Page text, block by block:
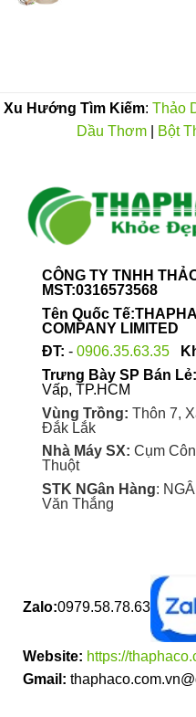
Xu Hướng Tìm Kiếm: Thảo
Dầu Thơm
Bột
CÔNG TY TNHH
MST:0316573568
Tên Quốc
COMPANY LIMITED
ĐT: - 0906.35.63.35
Trưng Bày SP Bán Lẻ:
Vấp, TP.HCM
Vùng Trồng: Thôn 7,
Đắk Lắk
Nhà Máy SX: Cụm
Thuột
STK NGân Hàng:
Văn Thắng
Zalo:0979.58.78.63
Website: https://
Gmail: